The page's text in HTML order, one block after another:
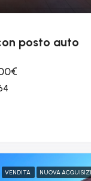
posto auto
VENDITA NUOVA